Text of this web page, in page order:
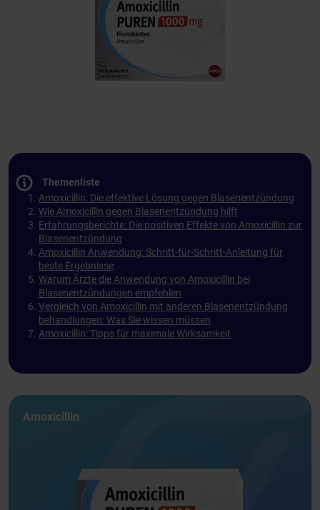
Themenliste
Amoxicillin: Die effektive Lösung gegen Blasenentzündung
Wie Amoxicillin gegen Blasenentzündung hilft
Erfahrungsberichte: Die positiven Effekte von Amoxicillin zur
Blasenentzündung
Amoxicillin Anwendung: Schritt-für-Schritt-Anleitung für
beste Ergebnisse
Warum Ärzte die Anwendung von Amoxicillin bei
Blasenentzündungen empfehlen
Vergleich von Amoxicillin mit anderen Blasenentzündung
behandlungen: Was Sie wissen müssen
Amoxicillin: Tipps für maximale Wirksamkeit
Amoxicillin